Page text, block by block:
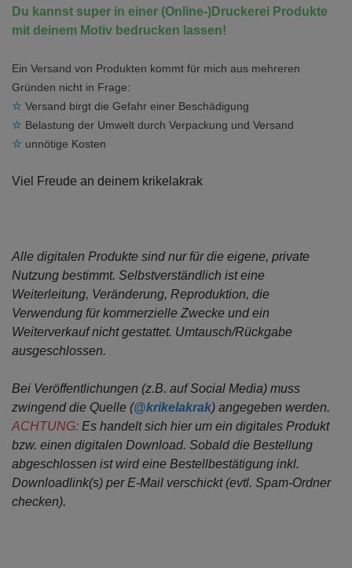
Du kannst super in einer (Online-)Druckerei Produkte
mit deinem Motiv bedrucken lassen!
Ein Versand von Produkten kommt für mich aus mehreren
Gründen nicht in Frage:
☆ Versand birgt die Gefahr einer Beschädigung
☆ Belastung der Umwelt durch Verpackung und Versand
☆ unnötige Kosten
Viel Freude an deinem krikelakrak
Alle digitalen Produkte sind nur für die eigene, private
Nutzung bestimmt. Selbstverständlich ist eine
Weiterleitung, Veränderung, Reproduktion, die
Verwendung für kommerzielle Zwecke und ein
Weiterverkauf nicht gestattet. Umtausch/Rückgabe
ausgeschlossen.
Bei Veröffentlichungen (z.B. auf Social Media) muss
zwingend die Quelle (@krikelakrak) angegeben werden.
ACHTUNG: Es handelt sich hier um ein digitales Produkt
bzw. einen digitalen Download. Sobald die Bestellung
abgeschlossen ist wird eine Bestellbestätigung inkl.
Downloadlink(s) per E-Mail verschickt (evtl. Spam-Ordner
checken).